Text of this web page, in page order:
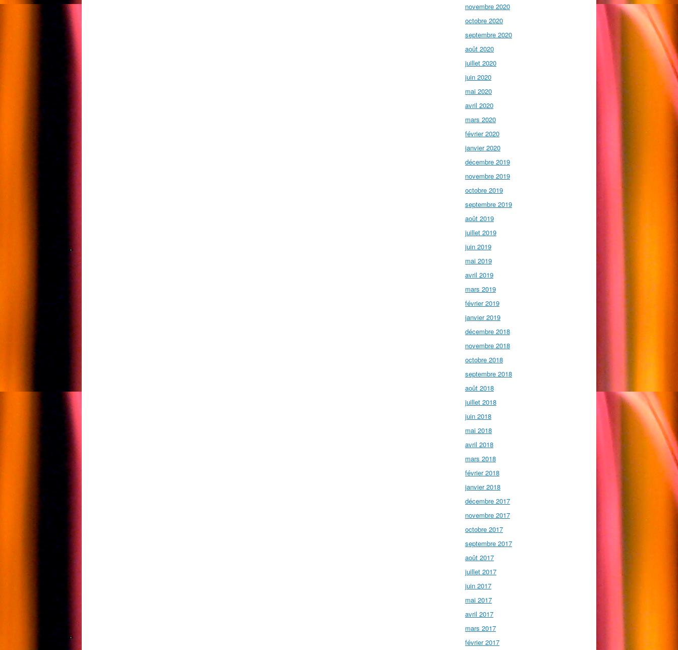
novembre 2020
octobre 2020
septembre 2020
août 2020
juillet 2020
juin 2020
mai 2020
avril 2020
mars 2020
février 2020
janvier 2020
décembre 2019
novembre 2019
octobre 2019
septembre 2019
août 2019
juillet 2019
juin 2019
mai 2019
avril 2019
mars 2019
février 2019
janvier 2019
décembre 2018
novembre 2018
octobre 2018
septembre 2018
août 2018
juillet 2018
juin 2018
mai 2018
avril 2018
mars 2018
février 2018
janvier 2018
décembre 2017
novembre 2017
octobre 2017
septembre 2017
août 2017
juillet 2017
juin 2017
mai 2017
avril 2017
mars 2017
février 2017